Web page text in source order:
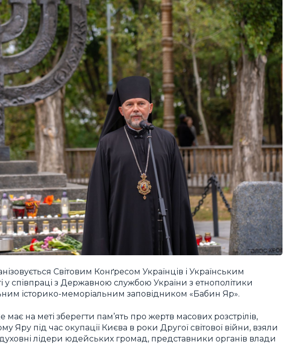
Світовим Конґресом Українців і Українським
у співпраці з Державною службою України з етнополітики
історико-меморіальним заповідником «Бабин Яр».
на меті зберегти пам’ять про жертв масових розстрілів,
Яру під час окупації Києва в роки Другої світової війни, взяли
лідери юдейських громад, представники органів влади